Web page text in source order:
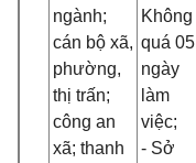
ngành;
cán bộ xã,
phường,
thị trấn;
công an
xã; thanh
Không
quá 05
ngày
làm
việc;
- Sở